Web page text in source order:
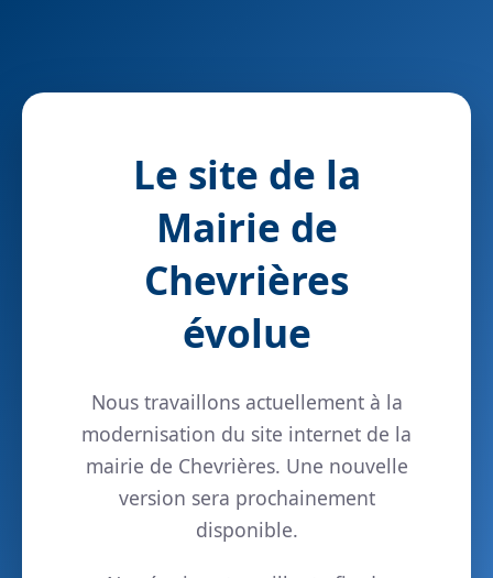
Le site de la
Mairie de
Chevrières
évolue
Nous travaillons actuellement à la
modernisation du site internet de la
mairie de Chevrières. Une nouvelle
version sera prochainement
disponible.